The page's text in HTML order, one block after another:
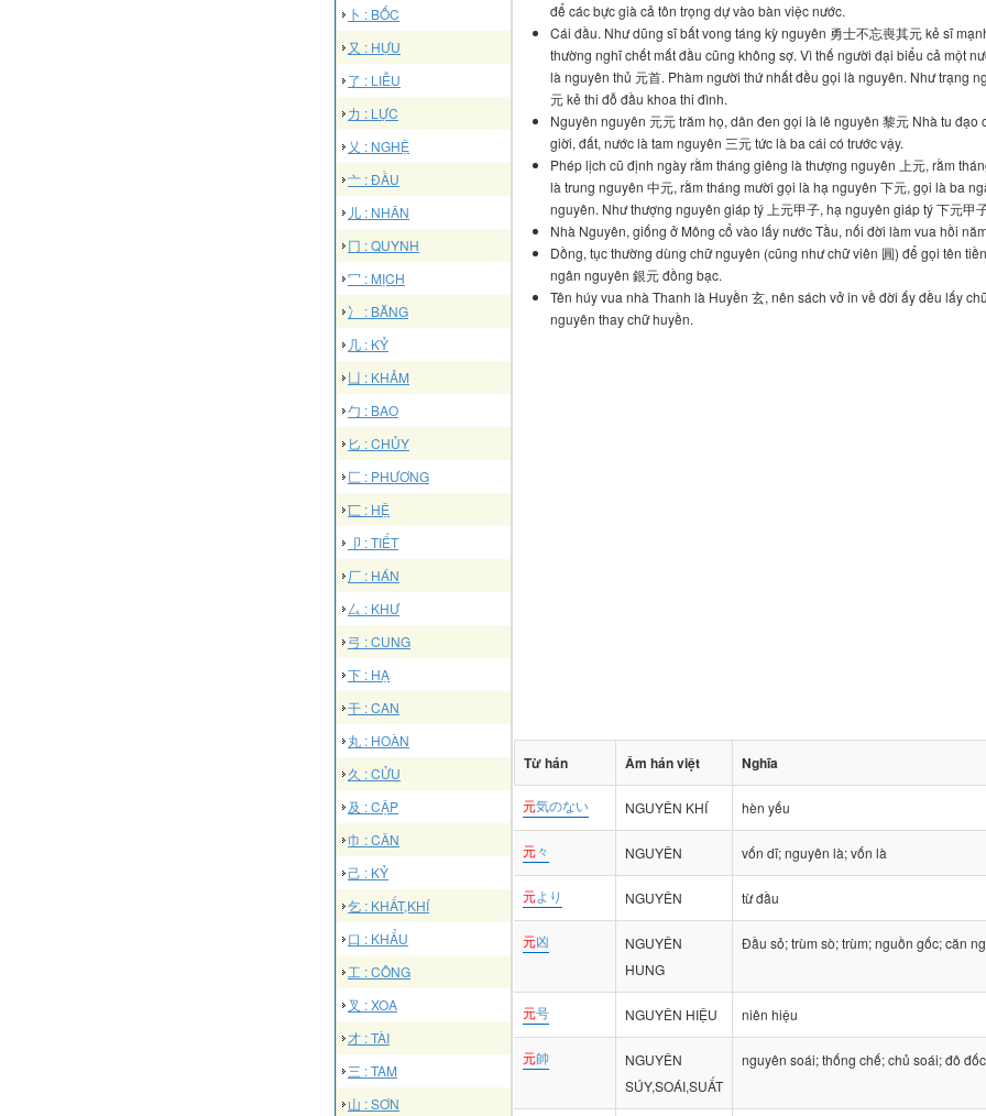
卜 : BỐC
又 : HỰU
了 : LIỄU
力 : LỰC
乂 : NGHỆ
亠 : ĐẦU
儿 : NHÂN
冂 : QUYNH
冖 : MỊCH
冫 : BĂNG
几 : KỶ
凵 : KHẢM
勹 : BAO
匕 : CHỦY
匚 : PHƯƠNG
匸 : HỆ
卩 : TIẾT
厂 : HÁN
厶 : KHƯ
弓 : CUNG
下 : HẠ
干 : CAN
丸 : HOÀN
久 : CỬU
及 : CẬP
巾 : CÂN
己 : KỶ
乞 : KHẤT,KHÍ
口 : KHẨU
工 : CÔNG
叉 : XOA
才 : TÀI
三 : TAM
山 : SƠN
để các bực già cả tôn trọng dự vào bàn việc nước.
Cái đầu. Như dũng sĩ bất vong táng kỳ nguyên 勇士不忘喪其元 kẻ sĩ
thường nghĩ chết mất đầu cũng không sợ. Vì thế người đại biểu cả một
là nguyên thủ 元首. Phàm người thứ nhất đều gọi là nguyên. Như trạng
元 kẻ thi đỗ đầu khoa thi đình.
Nguyên nguyên 元元 trăm họ, dân đen gọi là lê nguyên 黎元 Nhà tu đạo
giời, đất, nước là tam nguyên 三元 tức là ba cái có trước vậy.
Phép lịch cũ định ngày rằm tháng giêng là thượng nguyên 上元, rằm
là trung nguyên 中元, rằm tháng mười gọi là hạ nguyên 下元, gọi là ba
nguyên. Như thượng nguyên giáp tý 上元甲子, hạ nguyên giáp tý 下元甲
Nhà Nguyên, giống ở Mông cổ vào lấy nước Tầu, nối đời làm vua hồi
Dồng, tục thường dùng chữ nguyên (cũng như chữ viên 圓) để gọi tên
ngân nguyên 銀元 đồng bạc.
Tên húy vua nhà Thanh là Huyền 玄, nên sách vở in về đời ấy đều lấy
nguyên thay chữ huyền.
Từ hán Âm hán việt Nghĩa
元気のない NGUYÊN KHÍ hèn yếu
元々 NGUYÊN vốn dĩ; nguyên là; vốn là
元より NGUYÊN từ đầu
元凶
NGUYÊN
HUNG
Đầu sỏ; trùm sò; trùm; nguồn gốc; căn
元号 NGUYÊN HIỆU niên hiệu
元帥
NGUYÊN
SÚY,SOÁI,SUẤT
nguyên soái; thống chế; chủ soái; đô đốc